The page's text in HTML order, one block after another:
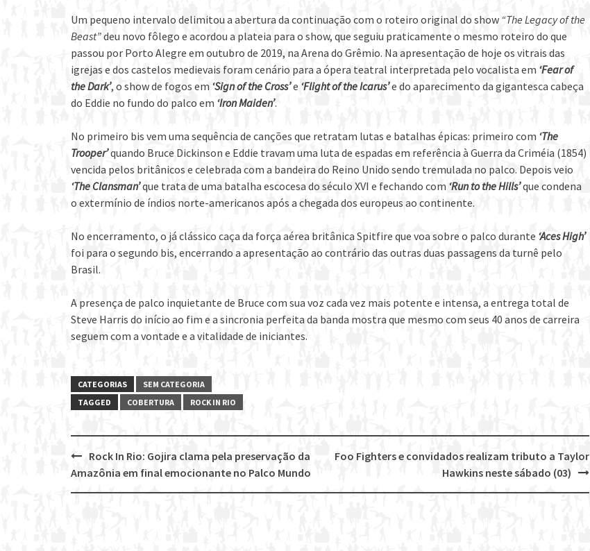
Um pequeno intervalo delimitou a abertura da continuação com o roteiro original do show “The Legacy of the
Beast”deu novo fôlego e acordou a plateia para o show, que seguiu praticamente o mesmo roteiro do que
passou por Porto Alegre em outubro de 2019, na Arena do Grêmio. Na apresentação de hoje os vitrais das
igrejas e dos castelos medievais foram cenário para a ópera teatral interpretada pelo vocalista em ‘Fear of
the Dark’, o show de fogos em ‘Sign of the Cross’e ‘Flight of the Icarus’e do aparecimento da gigantesca cabeça
do Eddie no fundo do palco em ‘Iron Maiden’.
No primeiro bis vem uma sequência de canções que retratam lutas e batalhas épicas: primeiro com ‘The
Trooper’quando Bruce Dickinson e Eddie travam uma luta de espadas em referência à Guerra da Criméia (1854)
vencida pelos britânicos e celebrada com a bandeira do Reino Unido sendo tremulada no palco. Depois veio
‘The Clansman’que trata de uma batalha escocesa do século XVI e fechando com ‘Run to the Hills’que condena
o extermínio de índios norte-americanos após a chegada dos europeus ao continente.
No encerramento, o já clássico caça da força aérea britânica Spitfire que voa sobre o palco durante ‘Aces High’
foi para o segundo bis, encerrando a apresentação ao contrário das outras duas passagens da turnê pelo
Brasil.
A presença de palco inquietante de Bruce com sua voz cada vez mais potente e intensa, a entrega total de
Steve Harris do início ao fim e a sincronia perfeita da banda mostra que mesmo com seus 40 anos de carreira
seguem com a vontade e a vitalidade de iniciantes.
CATEGORIAS
SEM CATEGORIA
TAGGED
COBERTURA ROCK IN RIO
Post
navigation
Foo Fighters e convidados realizam tributo a Taylor
Hawkins neste sábado (03)
Rock In Rio: Gojira clama pela preservação da
Amazônia em final emocionante no Palco Mundo